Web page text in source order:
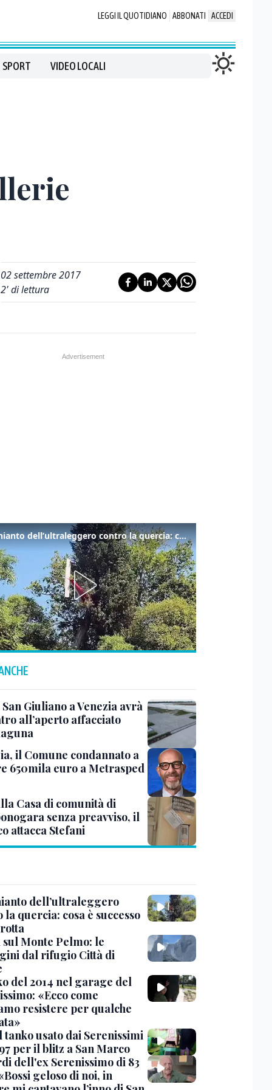
LEGGI IL QUOTIDIANO ABBONATI ACCEDI
SPORT VIDEO LOCALI
02 settembre 2017
2' di lettura
Lo schianto dell’ultraleggero contro la quercia: cosa è successo a Rivarotta
Giuliano a Venezia avrà
all’aperto affacciato
il Comune condannato a
650mila euro a Metrasped
Casa di comunità di
senza preavviso, il
attacca Stefani
dell’ultraleggero
la quercia: cosa è successo
Monte Pelmo: le
dal rifugio Città di
del 2014 nel garage del
«Ecco come
resistere per qualche
tanko usato dai Serenissimi
per il blitz a San Marco
dell'ex Serenissimo di 83
geloso di noi, in